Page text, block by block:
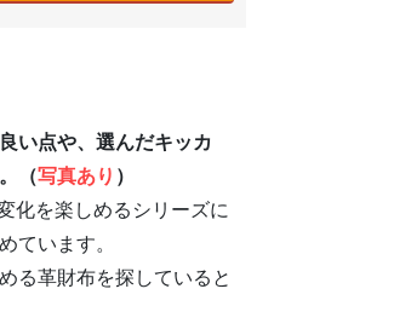
い点や、選んだキッカ
（写真あり ）
化を楽しめるシリーズに
ています。
る革財布を探していると